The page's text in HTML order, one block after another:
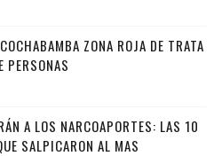
ZONA ROJA DE TRATA
PERSONAS
A LOS NARCOAPORTES: LAS 10
SALPICARON AL MAS